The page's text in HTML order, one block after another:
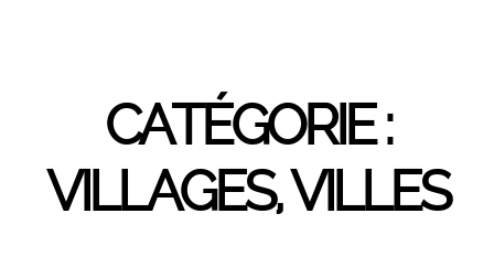
CATÉGORIE :
VILLAGES, VILLES